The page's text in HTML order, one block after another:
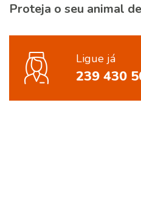
Proteja o seu animal
Ligue já
239 430